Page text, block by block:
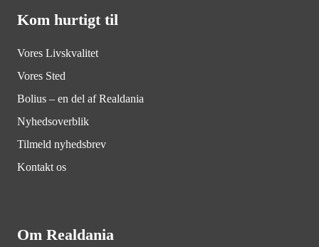
Kom hurtigt til
Vores Livskvalitet
Vores Sted
Bolius – en del af Realdania
Nyhedsoverblik
Tilmeld nyhedsbrev
Kontakt os
Om Realdania